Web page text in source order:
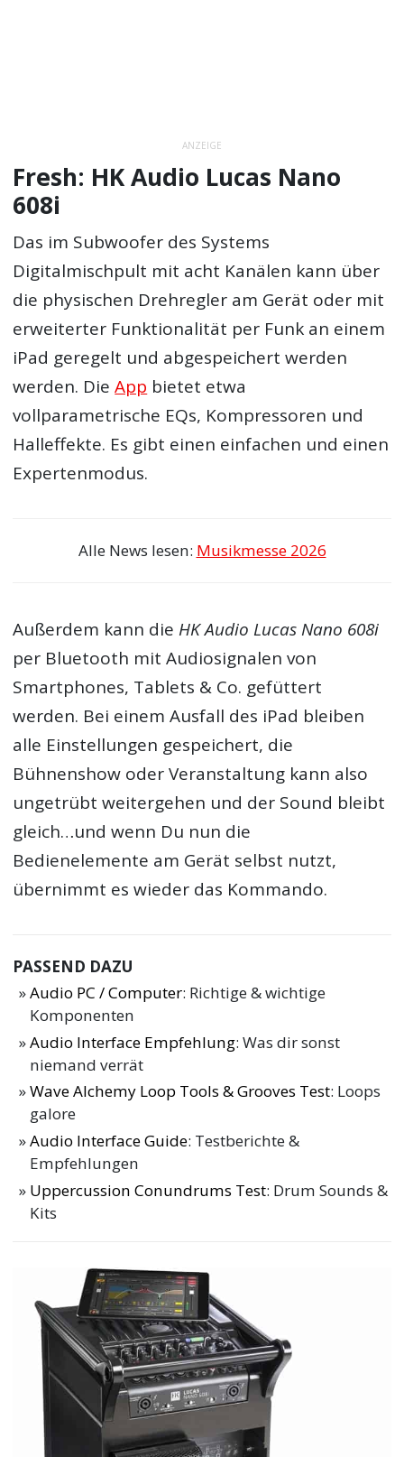
ANZEIGE
Fresh: HK Audio Lucas Nano
608i
Das im Subwoofer des Systems
Digitalmischpult mit acht Kanälen kann über
die physischen Drehregler am Gerät oder mit
erweiterter Funktionalität per Funk an einem
iPad geregelt und abgespeichert werden
werden. DieApp bietet etwa
vollparametrische EQs, Kompressoren und
Halleffekte. Es gibt einen einfachen und einen
Expertenmodus.
Alle News lesen: Musikmesse 2026
Außerdem kann die HK Audio Lucas Nano 608i
per Bluetooth mit Audiosignalen von
Smartphones, Tablets & Co. gefüttert
werden. Bei einem Ausfall des iPad bleiben
alle Einstellungen gespeichert, die
Bühnenshow oder Veranstaltung kann also
ungetrübt weitergehen und der Sound bleibt
gleich…und wenn Du nun die
Bedienelemente am Gerät selbst nutzt,
übernimmt es wieder das Kommando.
PASSEND DAZU
Audio PC / Computer: Richtige & wichtige
Komponenten
Audio Interface Empfehlung: Was dir sonst
niemand verrät
Wave Alchemy Loop Tools & Grooves Test: Loops
galore
Audio Interface Guide: Testberichte &
Empfehlungen
Uppercussion Conundrums Test: Drum Sounds &
Kits